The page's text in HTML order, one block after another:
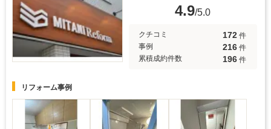
4.9/5.0
クチコミ 172 件
事例
216 件
累積成約件数
196 件
リフォーム事例